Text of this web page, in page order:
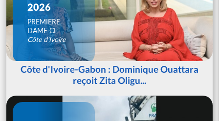
2026
PREMIERE
DAME CI
Côte d'Ivoire
Côte d'Ivoire-Gabon : Dominique Ouattara
reçoit Zita Oligu...